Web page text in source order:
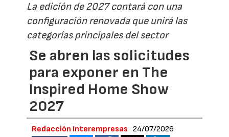
La edición de 2027 contará con una
configuración renovada que unirá las
categorías principales del sector
Se abren las solicitudes
para exponer en The
Inspired Home Show
2027
Redacción Interempresas 24/07/2026